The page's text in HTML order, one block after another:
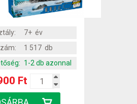
7+ év
1 517 db
1-2 db azonnal
Ft